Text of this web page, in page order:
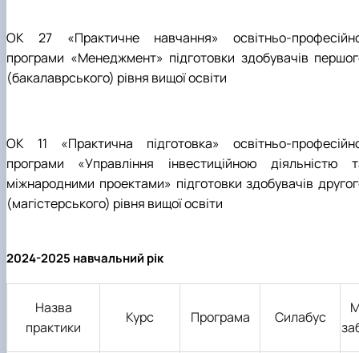
ОК 27 «Практичне навчання» освітньо-
програми «Менеджмент» підготовки здобувачів
(бакалаврського) рівня вищої освіти
ОК 11 «Практична підготовка» освітньо-
програми «Управління інвестиційною діяльністю
міжнародними проектами» підготовки здобувачів
(магістерського) рівня вищої освіти
2024-2025 навчальний рік
Назва
практики
Курс Програма Силабус